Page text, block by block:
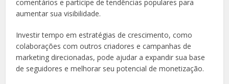
comentários e participe de tendências populares para
aumentar sua visibilidade.
Investir tempo em estratégias de crescimento, como
colaborações com outros criadores e campanhas de
marketing direcionadas, pode ajudar a expandir sua base
de seguidores e melhorar seu potencial de monetização.